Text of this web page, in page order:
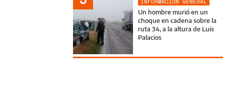
Un hombre murió en un
choque en cadena sobre la
ruta 34, a la altura de Luis
Palacios